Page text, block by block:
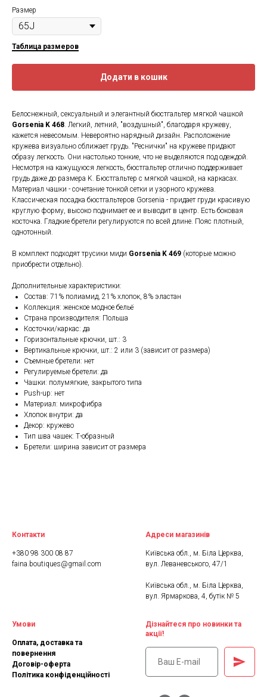
Размер
Таблица размеров
Додати в кошик
Белоснежный, сексуальный и элегантный бюстгальтер мягкой чашкой
Gorsenia K 468. Легкий, летний, "воздушный", благодаря кружеву,
кажется невесомым. Невероятно нарядный дизайн. Расположение
кружева визуально сближает грудь. "Реснички" на кружеве придают
образу легкость. Они настолько тонкие, что не выделяются под одеждой.
Несмотря на кажущуюся легкость, бюстгальтер отлично поддерживает
грудь даже до размера K. Бюстгальтер с мягкой чашкой, на каркасах.
Материал чашки - сочетание тонкой сетки и узорного кружева.
Классическая посадка бюстгальтеров Gorsenia - придает груди красивую
круглую форму, высоко поднимает ее и выводит в центр. Есть боковая
косточка. Гладкие бретели регулируются по всей длине. Пояс плотный,
однотонный.
В комплект подходят трусики миди Gorsenia K 469 (которые можно
приобрести отдельно).
Дополнительные характеристики:
Состав: 71% полиамид, 21% хлопок, 8% эластан
Коллекция: женское модное бельё
Страна производителя: Польша
Косточки/каркас: да
Горизонтальные крючки, шт.: 3
Вертикальные крючки, шт.: 2 или 3 (зависит от размера)
Съемные бретели: нет
Регулируемые бретели: да
Чашки: полумягкие, закрытого типа
Push-up: нет
Материал: микрофибра
Хлопок внутри: да
Декор: кружево
Тип шва чашек: Т-образный
Бретели: ширина зависит от размера
Контакти
+380 98 300 08 87
faina.boutiques@gmail.com
Адреси магазинів
Київська обл., м. Біла Церква,
вул. Леваневського, 47/1
Київська обл., м. Біла Церква,
вул. Ярмаркова, 4, бутік № 5
Умови
Оплата, доставка та
повернення
Договір-оферта
Політика конфіденційності
Дізнайтеся про новинки та
акції!